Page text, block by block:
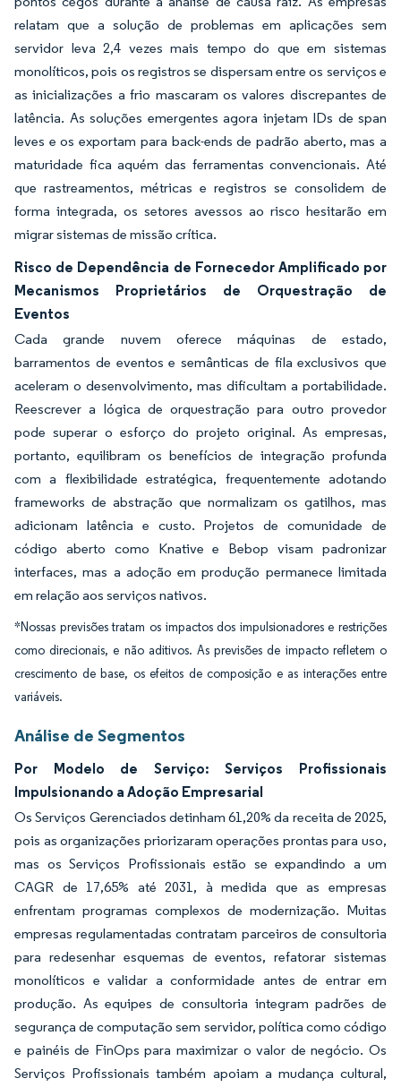
relatam que a solução de problemas em aplicações sem
servidor leva 2,4 vezes mais tempo do que em sistemas
monolíticos, pois os registros se dispersam entre os serviços e
as inicializações a frio mascaram os valores discrepantes de
latência. As soluções emergentes agora injetam IDs de span
leves e os exportam para back-ends de padrão aberto, mas a
maturidade fica aquém das ferramentas convencionais. Até
que rastreamentos, métricas e registros se consolidem de
forma integrada, os setores avessos ao risco hesitarão em
migrar sistemas de missão crítica.
Risco de Dependência de Fornecedor Amplificado por
Mecanismos Proprietários de Orquestração de
Eventos
Cada grande nuvem oferece máquinas de estado,
barramentos de eventos e semânticas de fila exclusivos que
aceleram o desenvolvimento, mas dificultam a portabilidade.
Reescrever a lógica de orquestração para outro provedor
pode superar o esforço do projeto original. As empresas,
portanto, equilibram os benefícios de integração profunda
com a flexibilidade estratégica, frequentemente adotando
frameworks de abstração que normalizam os gatilhos, mas
adicionam latência e custo. Projetos de comunidade de
código aberto como Knative e Bebop visam padronizar
interfaces, mas a adoção em produção permanece limitada
em relação aos serviços nativos.
*Nossas previsões tratam os impactos dos impulsionadores e restrições
como direcionais, e não aditivos. As previsões de impacto refletem o
crescimento de base, os efeitos de composição e as interações entre
variáveis.
Análise de Segmentos
Por Modelo de Serviço: Serviços Profissionais
Impulsionando a Adoção Empresarial
Os Serviços Gerenciados detinham 61,20% da receita de 2025,
pois as organizações priorizaram operações prontas para uso,
mas os Serviços Profissionais estão se expandindo a um
CAGR de 17,65% até 2031, à medida que as empresas
enfrentam programas complexos de modernização. Muitas
empresas regulamentadas contratam parceiros de consultoria
para redesenhar esquemas de eventos, refatorar sistemas
monolíticos e validar a conformidade antes de entrar em
produção. As equipes de consultoria integram padrões de
segurança de computação sem servidor, política como código
e painéis de FinOps para maximizar o valor de negócio. Os
Serviços Profissionais também apoiam a mudança cultural,